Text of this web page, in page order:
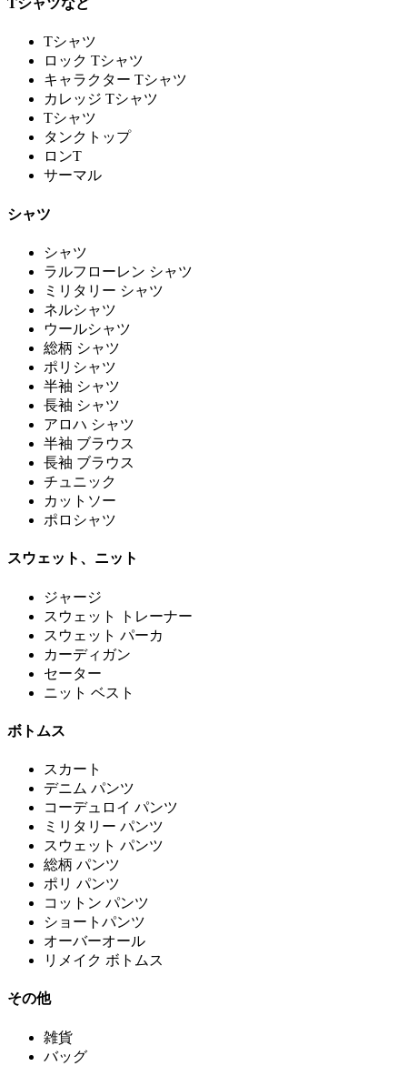
Tシャツなど
Tシャツ
ロック Tシャツ
キャラクター Tシャツ
カレッジ Tシャツ
Tシャツ
タンクトップ
ロンT
サーマル
シャツ
シャツ
ラルフローレン シャツ
ミリタリー シャツ
ネルシャツ
ウールシャツ
総柄 シャツ
ポリシャツ
半袖 シャツ
長袖 シャツ
アロハ シャツ
半袖 ブラウス
長袖 ブラウス
チュニック
カットソー
ポロシャツ
スウェット、ニット
ジャージ
スウェット トレーナー
スウェット パーカ
カーディガン
セーター
ニット ベスト
ボトムス
スカート
デニム パンツ
コーデュロイ パンツ
ミリタリー パンツ
スウェット パンツ
総柄 パンツ
ポリ パンツ
コットン パンツ
ショートパンツ
オーバーオール
リメイク ボトムス
その他
雑貨
バッグ